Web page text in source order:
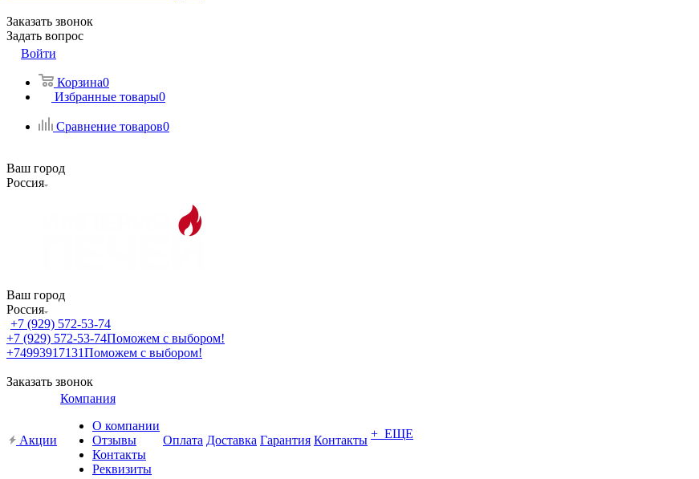
Заказать звонок
Задать вопрос
Войти
Корзина0
Избранные товары0
Сравнение товаров0
Ваш город
Россия
Ваш город
Россия
+7 (929) 572-53-74
+7 (929) 572-53-74Поможем с выбором!
+74993917131Поможем с выбором!
Заказать звонок
Акции
Компания
О компании
Отзывы
Контакты
Реквизиты
Оплата Доставка Гарантия Контакты + ЕЩЕ